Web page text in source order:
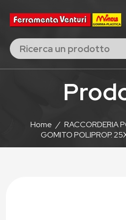
Home / RACCORDERIA
GOMITO POLIPROP.